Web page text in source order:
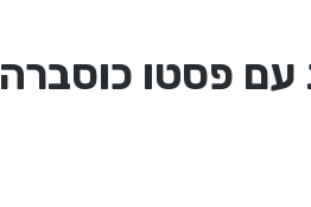
עם פסטו כוסברה